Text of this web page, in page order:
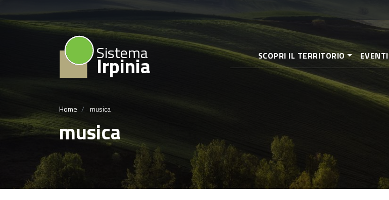
al
contenuto
principale
Sistema
Irpinia SCOPRI IL TERRITORIO EVENTI
Home musica
musica